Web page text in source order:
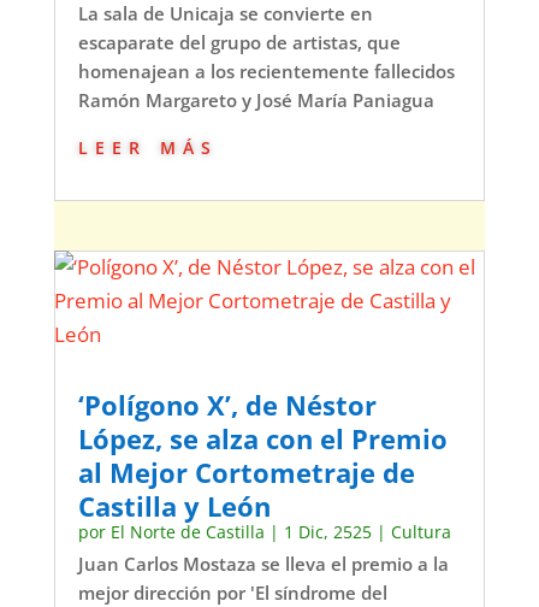
La sala de Unicaja se convierte en
escaparate del grupo de artistas, que
homenajean a los recientemente fallecidos
Ramón Margareto y José María Paniagua
leer más
‘Polígono X’, de Néstor
López, se alza con el Premio
al Mejor Cortometraje de
Castilla y León
por El Norte de Castilla | 1 Dic, 2525| Cultura
Juan Carlos Mostaza se lleva el premio a la
mejor dirección por 'El síndrome del